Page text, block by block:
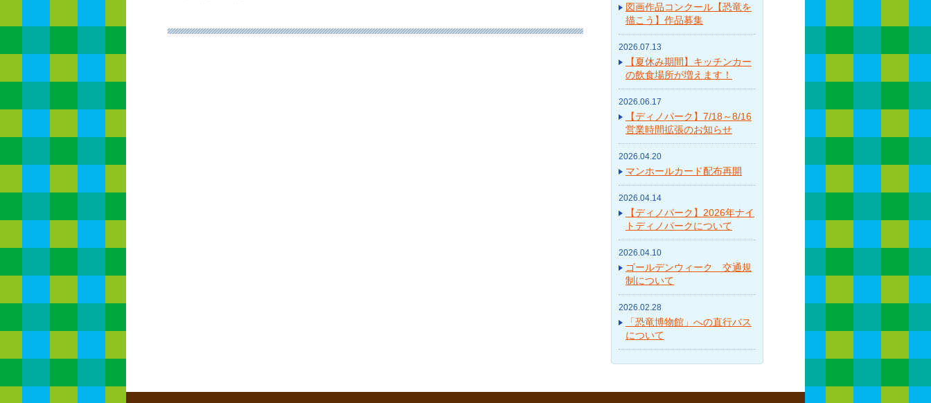
図画作品コンクール【恐竜を
描こう】作品募集
2026.07.13
【夏休み期間】キッチンカー
の飲食場所が増えます！
2026.06.17
【ディノパーク】7/18～8/16
営業時間拡張のお知らせ
2026.04.20
マンホールカード配布再開
2026.04.14
【ディノパーク】2026年ナイ
トディノパークについて
2026.04.10
ゴールデンウィーク 交通規
制について
2026.02.28
「恐竜博物館」への直行バス
について